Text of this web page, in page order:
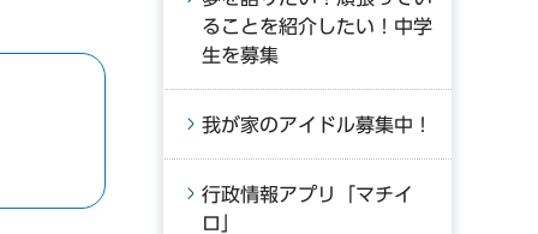
ることを紹介したい！中学
生を募集
我が家のアイドル募集中！
行政情報アプリ「マチイ
ロ」